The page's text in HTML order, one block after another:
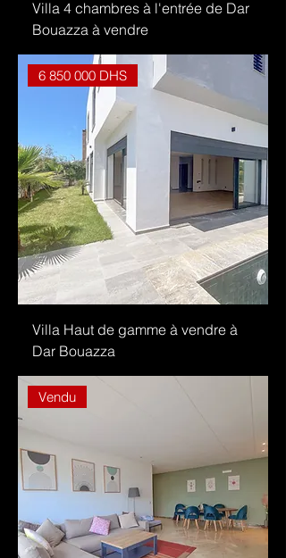
Villa 4 chambres à l'entrée de Dar
Bouazza à vendre
6 850 000 DHS
Villa Haut de gamme à vendre à
Dar Bouazza
Vendu